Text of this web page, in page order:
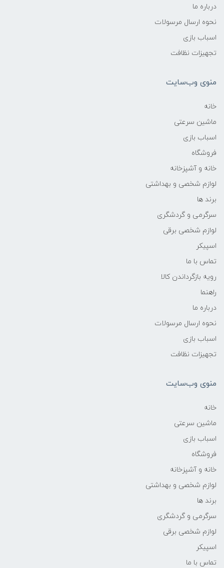
درباره ما
نحوه ارسال مرسولات
اسباب بازی
تجهیزات نظافت
منوی وب‌سایت
خانه
ماشین سرعتی
اسباب بازی
فروشگاه
خانه و آشپزخانه
لوازم شخصی و بهداشتی
برند ها
سرگرمی و گردشگری
لوازم شخصی برقی
اسپیکر
تماس با ما
رویه بازگرداندن کالا
راهنما
درباره ما
نحوه ارسال مرسولات
اسباب بازی
تجهیزات نظافت
منوی وب‌سایت
خانه
ماشین سرعتی
اسباب بازی
فروشگاه
خانه و آشپزخانه
لوازم شخصی و بهداشتی
برند ها
سرگرمی و گردشگری
لوازم شخصی برقی
اسپیکر
تماس با ما